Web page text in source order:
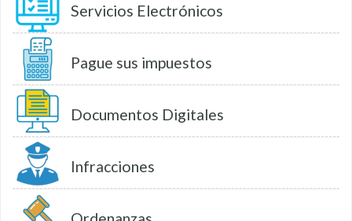
Servicios Electrónicos
Pague sus impuestos
Documentos Digitales
Infracciones